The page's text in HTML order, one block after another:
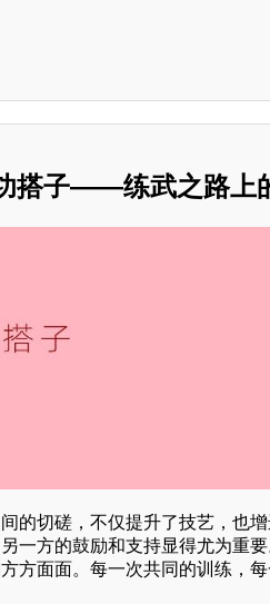
搭子——练武之路上
的切磋，不仅提升了技艺，也
一方的鼓励和支持显得尤为重
方面面。每一次共同的训练，